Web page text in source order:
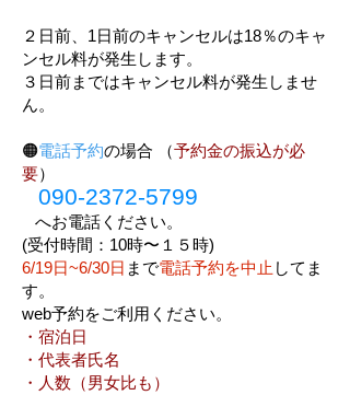
２日前、1日前のキャンセルは18％のキャ
ンセル料が発生します。
３日前まではキャンセル料が発生しませ
ん。
🟠電話予約の場合 （予約金の振込が必
要）
090-2372-5799
へお電話ください。
(受付時間：10時〜１５時)
6/19日~6/30日 まで電話予約を中止 してま
す。
web予約をご利用ください。
・宿泊日
・代表者氏名
・人数（男女比も）